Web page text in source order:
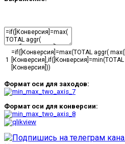
1
=if( Конверсия =max(TOTAL aggr( max(
Конверсия ,if( Конверсия =min(TOTAL
Конверсия ))
Формат оси для заходов:
Формат оси для конверсии: